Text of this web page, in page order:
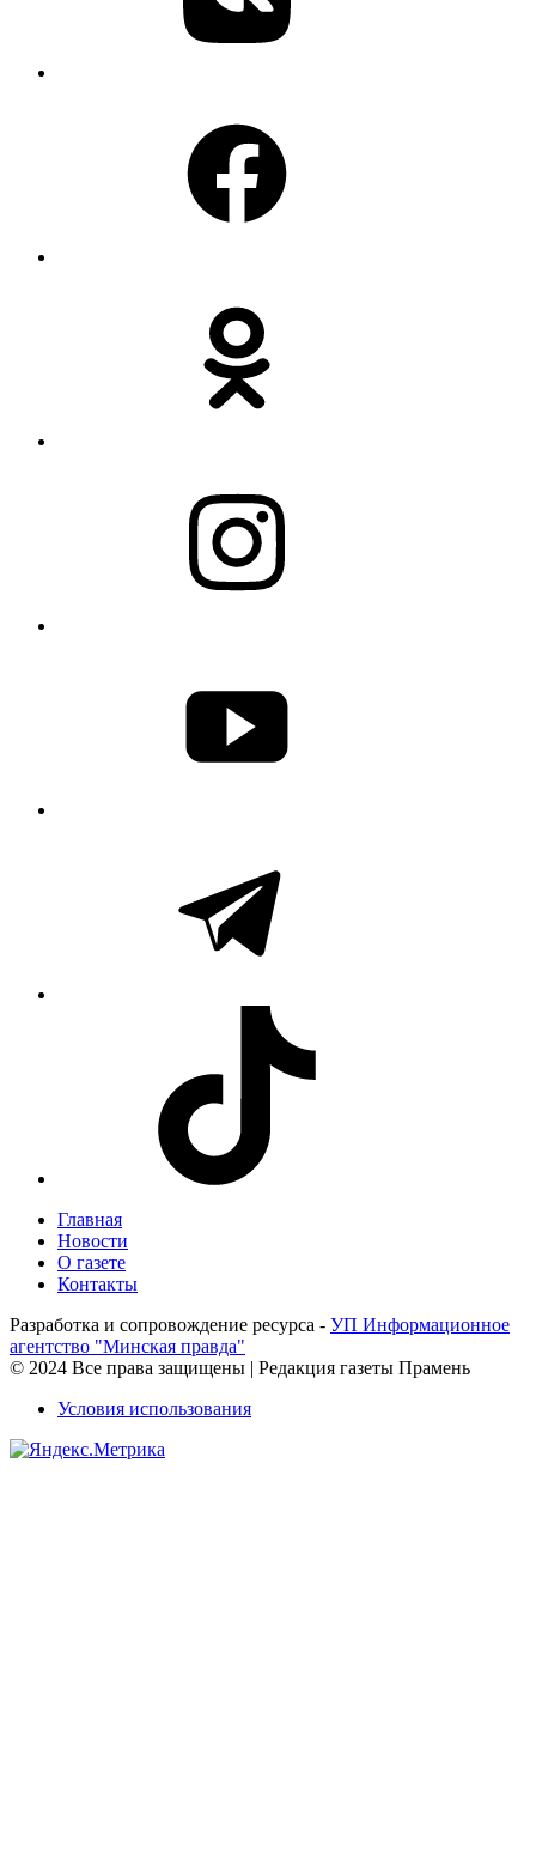
Главная
Новости
О газете
Контакты
Разработка и сопровождение ресурса - УП Информационное
агентство "Минская правда"
© 2024 Все права защищены | Редакция газеты Прамень
Условия использования